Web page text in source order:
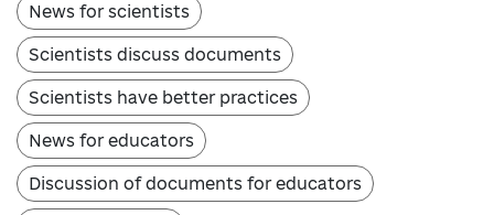
News for scientists
Scientists discuss documents
Scientists have better practices
News for educators
Discussion of documents for educators